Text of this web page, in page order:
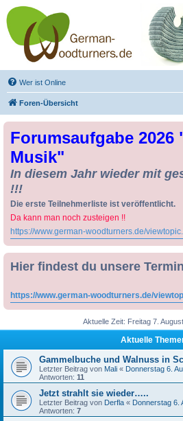
Drechseln und
Kunsthandwerk -
German-Woodturners
*Forum Sauerland*
Der Treffpunkt für Drechsler und Freunde des
Wer ist Online
Foren-Übersicht
Forumsaufgabe 2026
Musik"
In diesem Jahr wieder mit
!!!
Die erste Teilnehmerliste ist veröffentlicht.
Da kann man noch zusteigen !!
https://www.german-woodturners.de/
Hier findest du unsere
https://www.german-woodturners.de/
Aktuelle Zeit: Freitag 7.
Aktuelle
Gammelbuche und Walnuss in
Letzter Beitrag von Mali « Donnerstag 6.
Antworten: 11
Jetzt strahlt sie wieder…..
Letzter Beitrag von Derfla « Donnerstag 6.
Antworten: 7